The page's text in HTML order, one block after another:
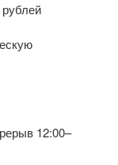
рублей
12:00–